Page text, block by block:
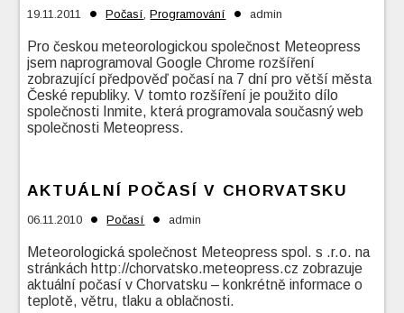
19.11.2011 • Počasí,Programování • admin
Pro českou meteorologickou společnost Meteopress
jsem naprogramoval Google Chrome rozšíření
zobrazující předpověď počasí na 7 dní pro větší města
České republiky. V tomto rozšíření je použito dílo
společnosti Inmite, která programovala současný web
společnosti Meteopress.
AKTUÁLNÍ POČASÍ V CHORVATSKU
06.11.2010 • Počasí • admin
Meteorologická společnost Meteopress spol. s .r.o. na
stránkách http://chorvatsko.meteopress.cz zobrazuje
aktuální počasí v Chorvatsku – konkrétně informace o
teplotě, větru, tlaku a oblačnosti.